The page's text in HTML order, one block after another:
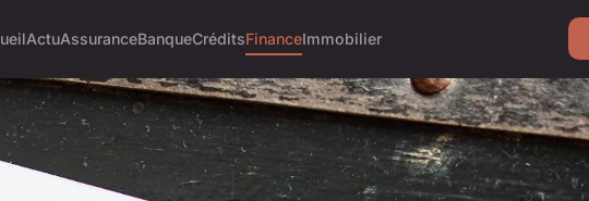
ActuAssuranceBanqueCréditsFinanceImmobilier